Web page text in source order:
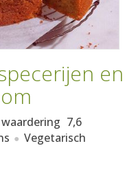
en
waardering 7,6
Vegetarisch